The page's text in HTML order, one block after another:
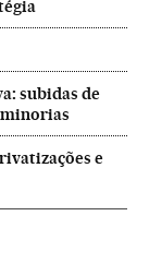
subidas de
e